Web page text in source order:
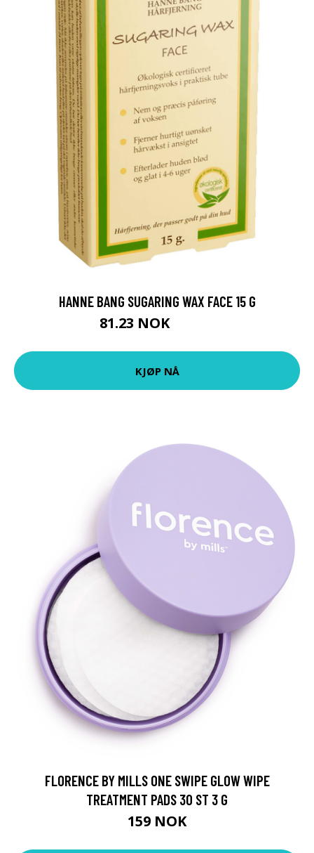
HANNE BANG SUGARING WAX FACE 15 G
81.23 NOK
KJØP NÅ
FLORENCE BY MILLS ONE SWIPE GLOW WIPE
TREATMENT PADS 30 ST 3 G
159 NOK